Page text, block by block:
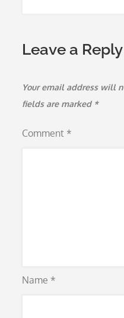
Leave a Reply
Your email address will
fields are marked *
Comment *
Name *